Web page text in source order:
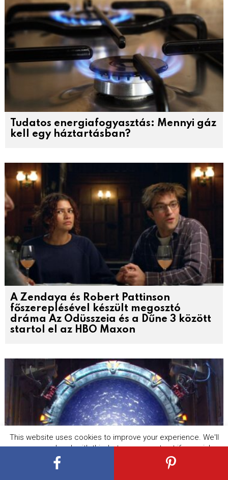
Tudatos energiafogyasztás: Mennyi gáz
kell egy háztartásban?
A Zendaya és Robert Pattinson
főszereplésével készült megosztó
dráma Az Odüsszeia és a Dűne 3 között
startol el az HBO Maxon
This website uses cookies to improve your experience. We'll
assume you're ok with this, but you can opt-out if you wish.